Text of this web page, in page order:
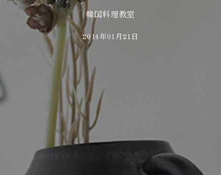
韓国料理教室
2014年01月21日